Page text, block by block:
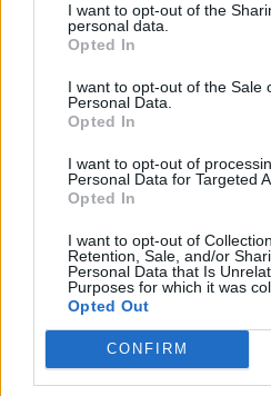
I want to opt-out of the
personal data.
Opted In
I want to opt-out of the Sale
Personal Data.
Opted In
I want to opt-out of
Personal Data for Targeted
Opted In
I want to opt-out of
Retention, Sale, and/or
Personal Data that Is
Purposes for which it was
Opted Out
CONFIRM
programokról, tudtuk
igazgatótól,
sem készült
A
alpolgármester
tiszteletét a
előtt március